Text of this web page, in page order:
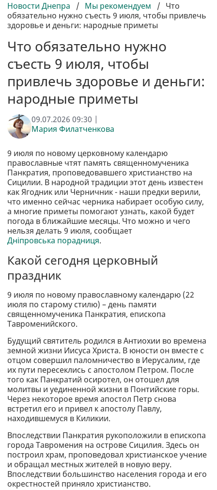
Новости Днепра / Мы рекомендуем / Что
обязательно нужно съесть 9 июля, чтобы привлечь
здоровье и деньги: народные приметы
Что обязательно нужно
съесть 9 июля, чтобы
привлечь здоровье и деньги:
народные приметы
09.07.2026 09:30 |
Мария Филатченкова
9 июля по новому церковному календарю
православные чтят память священномученика
Панкратия, проповедовавшего христианство на
Сицилии. В народной традиции этот день известен
как Ягодник или Черничник - наши предки верили,
что именно сейчас черника набирает особую силу,
а многие приметы помогают узнать, какой будет
погода в ближайшие месяцы. Что можно и чего
нельзя делать 9 июля, сообщает
Дніпровська порадниця.
Какой сегодня церковный
праздник
9 июля по новому православному календарю (22
июля по старому стилю) – день памяти
священномученика Панкратия, епископа
Тавроменийского.
Будущий святитель родился в Антиохии во времена
земной жизни Иисуса Христа. В юности он вместе с
отцом совершил паломничество в Иерусалим, где
их пути пересеклись с апостолом Петром. После
того как Панкратий осиротел, он отошел для
молитвы и уединенной жизни в Понтийские горы.
Через некоторое время апостол Петр снова
встретил его и привел к апостолу Павлу,
находившемуся в Киликии.
Впоследствии Панкратия рукоположили в епископа
города Тавромения на острове Сицилия. Здесь он
построил храм, проповедовал христианское учение
и обращал местных жителей в новую веру.
Впоследствии большинство населения города и его
окрестностей приняло христианство.